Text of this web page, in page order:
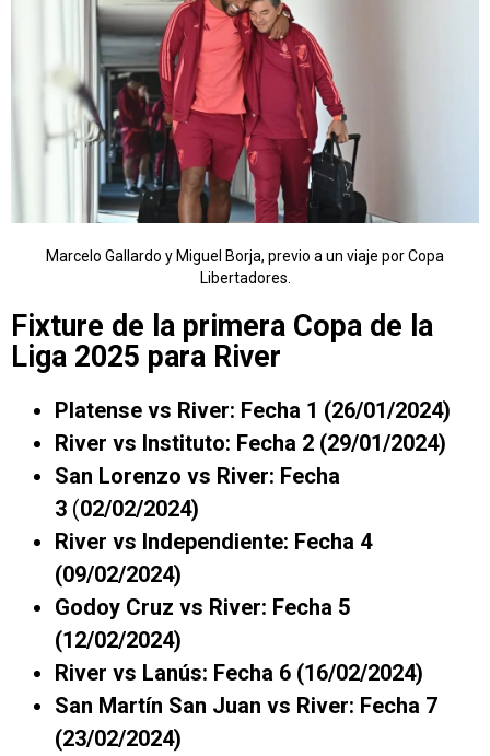
Marcelo Gallardo y Miguel Borja, previo a un viaje por Copa
Libertadores.
Fixture de la primera Copa de la
Liga 2025 para River
Platense vs River: Fecha 1 (26/01/2024)
River vs Instituto: Fecha 2 (29/01/2024)
San Lorenzo vs River: Fecha
3 (02/02/2024)
River vs Independiente: Fecha 4
(09/02/2024)
Godoy Cruz vs River: Fecha 5
(12/02/2024)
River vs Lanús: Fecha 6 (16/02/2024)
San Martín San Juan vs River: Fecha 7
(23/02/2024)